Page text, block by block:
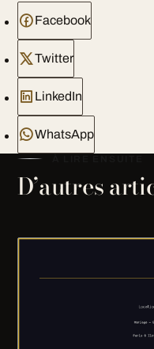
Facebook
Twitter
LinkedIn
WhatsApp
D’autres